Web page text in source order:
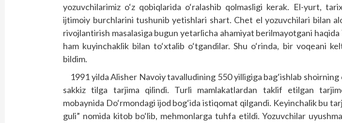
yozuvchilarimiz o‘z qobiqlarida o‘ralashib qolmasligi kerak. El-yurt,
ijtimoiy burchlarini tushunib yetishlari shart. Chet el yozuvchilari bilan
rivojlantirish masalasiga bugun yetarlicha ahamiyat berilmayotgani
ham kuyinchaklik bilan to‘xtalib o‘tgandilar. Shu o‘rinda, bir voqeani
bildim.
1991 yilda Alisher Navoiy tavalludining 550 yilligiga bag‘ishlab shoirning
sakkiz tilga tarjima qilindi. Turli mamlakatlardan taklif etilgan
mobaynida Do‘rmondagi ijod bog‘ida istiqomat qilgandi. Keyinchalik bu
guli” nomida kitob bo‘lib, mehmonlarga tuhfa etildi. Yozuvchilar